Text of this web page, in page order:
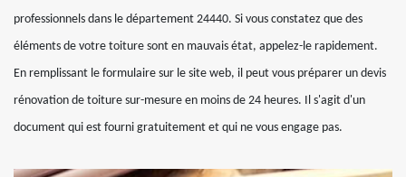
professionnels dans le département 24440. Si vous constatez que des
éléments de votre toiture sont en mauvais état, appelez-le rapidement.
En remplissant le formulaire sur le site web, il peut vous préparer un devis
rénovation de toiture sur-mesure en moins de 24 heures. Il s'agit d'un
document qui est fourni gratuitement et qui ne vous engage pas.